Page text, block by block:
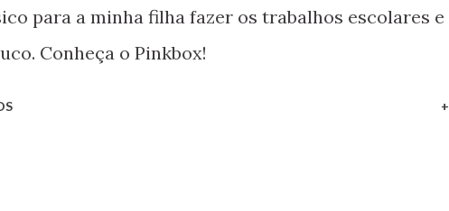
para a minha filha fazer os trabalhos escolares e
Conheça o Pinkbox!
+